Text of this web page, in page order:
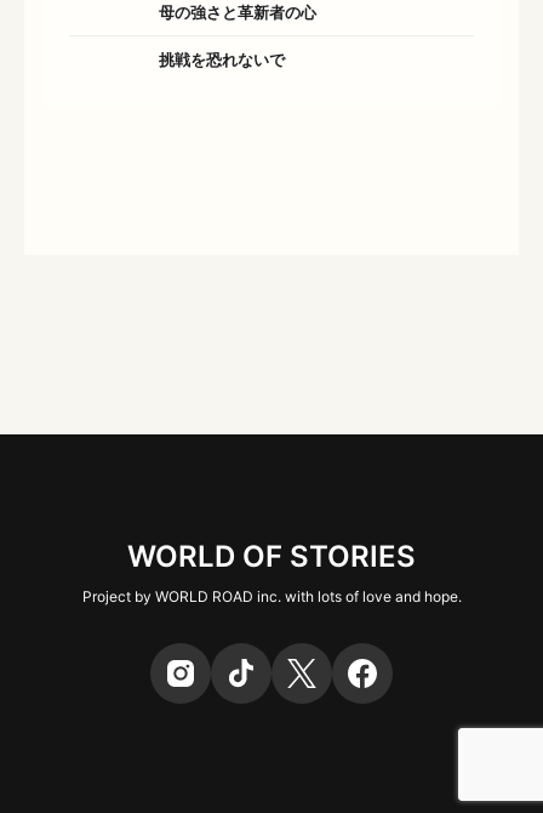
母の強さと革新者の心
挑戦を恐れないで
WORLD OF STORIES
Project by WORLD ROAD inc. with lots of love and hope.